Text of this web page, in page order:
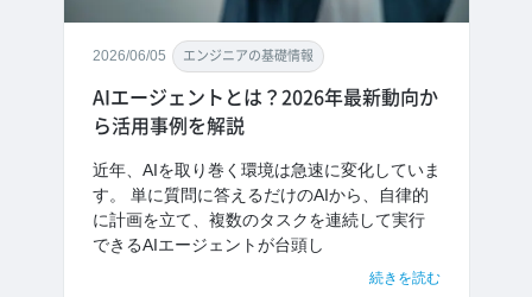
2026/06/05 エンジニアの基礎情報
AIエージェントとは？2026年最新動向か
ら活用事例を解説
近年、AIを取り巻く環境は急速に変化していま
す。 単に質問に答えるだけのAIから、自律的
に計画を立て、複数のタスクを連続して実行
できるAIエージェントが台頭し
続きを読む